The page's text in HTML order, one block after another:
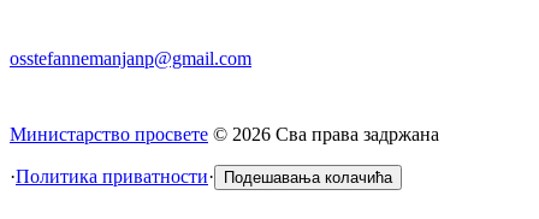
osstefannemanjanp@gmail.com
Министарство просвете © 2026 Сва права задржана
·Политика приватности· Подешавања колачића